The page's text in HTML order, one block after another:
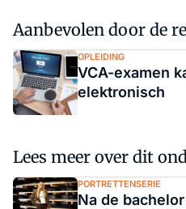
Aanbevolen door de
OPLEIDING
VCA-examen
elektronisch
Lees meer over dit
PORTRETTENSERIE
Na de